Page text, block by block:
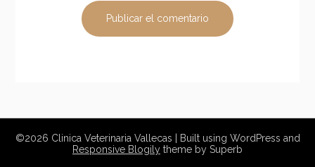
©2026 Clinica Veterinaria Vallecas
| Built using WordPress and
Responsive Blogily theme by Superb